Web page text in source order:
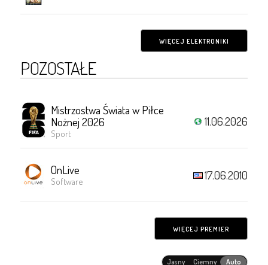
WIĘCEJ ELEKTRONIKI
POZOSTAŁE
Mistrzostwa Świata w Piłce
Nożnej 2026
Sport
11.06.2026
OnLive
Software 17.06.2010
WIĘCEJ PREMIER
Jasny Ciemny Auto